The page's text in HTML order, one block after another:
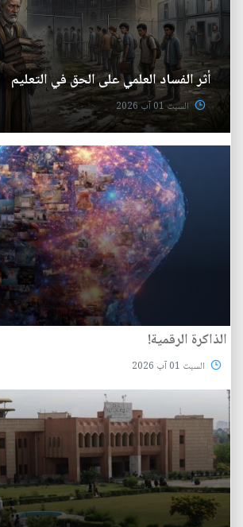
أثر الفساد العلمي على الحق في التعليم
السبت 01 آب 2026
الذاكرة الرقمية!
السبت 01 آب 2026